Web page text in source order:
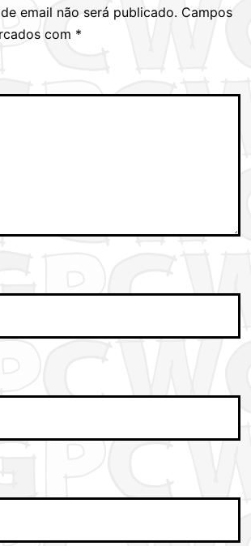
email não será publicado. Campos
com *